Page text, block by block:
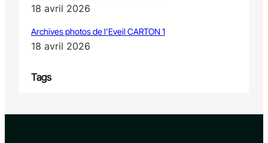
18 avril 2026
Archives photos de l’Eveil CARTON 1
18 avril 2026
Tags